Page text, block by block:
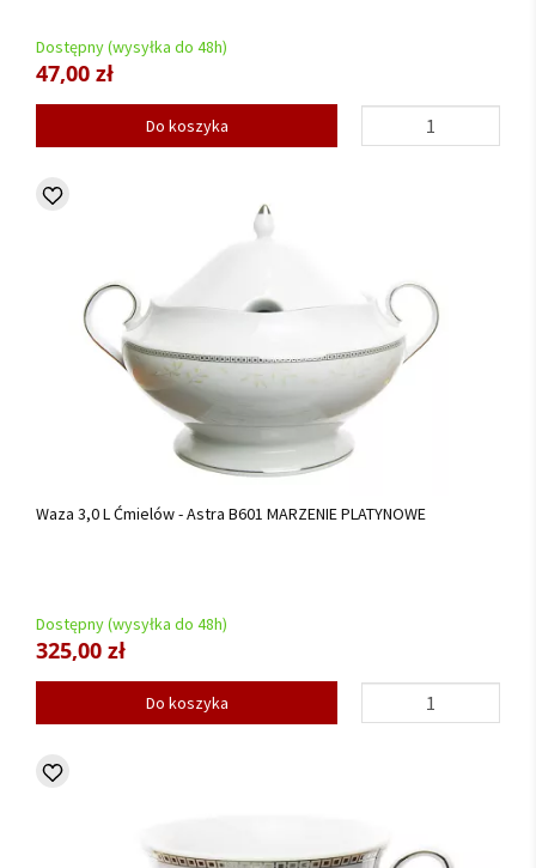
Dostępny (wysyłka do 48h)
47,00 zł
Do koszyka
Waza 3,0 L Ćmielów - Astra B601 MARZENIE PLATYNOWE
Dostępny (wysyłka do 48h)
325,00 zł
Do koszyka